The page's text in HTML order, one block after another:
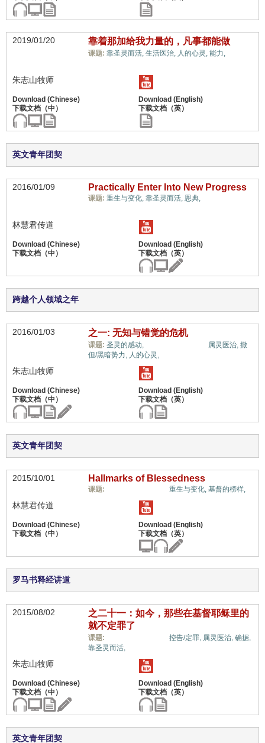
2019/01/20 靠着那加给我力量的，凡事都能做
课题: 靠圣灵而活, 生活医治, 人的心灵, 能力,
朱志山牧师
英文青年团契
2016/01/09 Practically Enter Into New Progress
课题: 重生与变化, 靠圣灵而活, 恩典,
林慧君传道
跨越个人领域之年
2016/01/03 之一: 无知与错觉的危机
课题: 圣灵的感动, 属灵医治, 撒
但/黑暗势力, 人的心灵,
朱志山牧师
英文青年团契
2015/10/01 Hallmarks of Blessedness
课题: 重生与变化, 基督的榜样,
林慧君传道
罗马书释经讲道
2015/08/02
之二十一：如今，那些在基督耶稣里的
就不定罪了
课题: 控告/定罪, 属灵医治, 确据,
靠圣灵而活,
朱志山牧师
英文青年团契